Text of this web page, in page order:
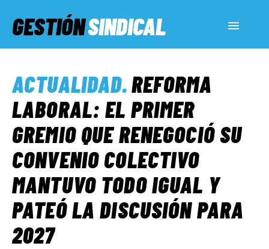
GESTIÓNSINDICAL
SERVICIOS SOCIALES
INFORMES ESPECIALES
FUERA DE MEGÁFONO
EL LADO «G»
ACTUALIDAD.REFORMA
LABORAL: EL PRIMER
GREMIO QUE RENEGOCIÓ SU
CONVENIO COLECTIVO
MANTUVO TODO IGUAL Y
PATEÓ LA DISCUSIÓN PARA
2027